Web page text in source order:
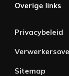
Overige links
Privacybeleid
Sitemap